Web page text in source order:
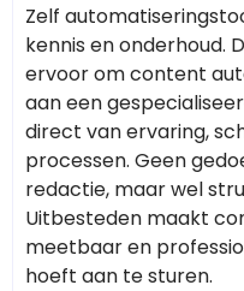
Zelf
kennis en onderhoud.
ervoor om content
aan een
direct van ervaring,
processen. Geen
redactie, maar wel
Uitbesteden maakt
meetbaar en
hoeft aan te sturen.